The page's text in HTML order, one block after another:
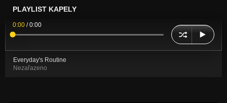
PLAYLIST KAPELY
0:00 /0:00
Everyday's Routine
Nezařazeno